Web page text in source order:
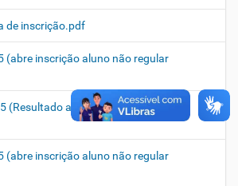
de inscrição.pdf
(abre inscrição aluno não regular
(Resultado aluno não-regular) 1º
(abre inscrição aluno não regular